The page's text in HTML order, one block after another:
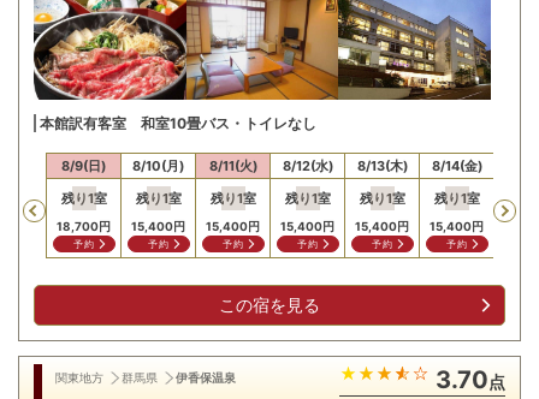
本館訳有客室 和室10畳バス・トイレなし
Previous
円
8/9(日)
残り1室
18,700円
予約
8/10(月)
残り1室
15,400円
予約
8/11(火)
残り1室
15,400円
予約
8/12(水)
残り1室
15,400円
予約
8/13(木)
残り1室
15,400円
予約
8/14(金)
残り1室
15,400円
予約
残り
この宿を見る
関東地方 群馬県 伊香保温泉 3.70点